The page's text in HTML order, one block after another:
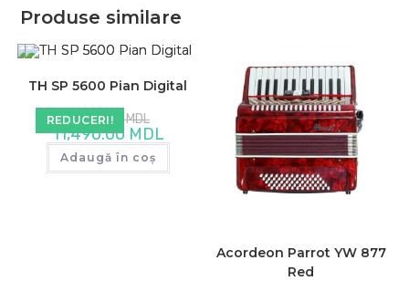
Produse similare
REDUCERI!
TH SP 5600 Pian Digital
11,990.00MDL
inițial
a
fost:
11,990.00 MDL.
11,490.00 MDLcurent
11,490.00 MDL.
Adaugă în coș
Acordeon Parrot YW 877
Red